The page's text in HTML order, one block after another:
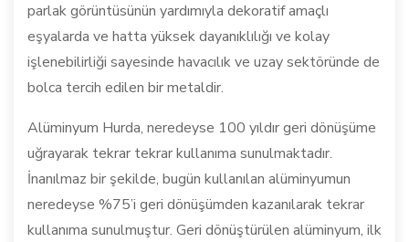
parlak görüntüsünün yardımıyla dekoratif amaçlı
eşyalarda ve hatta yüksek dayanıklılığı ve kolay
işlenebilirliği sayesinde havacılık ve uzay sektöründe de
bolca tercih edilen bir metaldir.
Alüminyum Hurda, neredeyse 100 yıldır geri dönüşüme
uğrayarak tekrar tekrar kullanıma sunulmaktadır.
İnanılmaz bir şekilde, bugün kullanılan alüminyumun
neredeyse %75’i geri dönüşümden kazanılarak tekrar
kullanıma sunulmuştur. Geri dönüştürülen alüminyum, ilk